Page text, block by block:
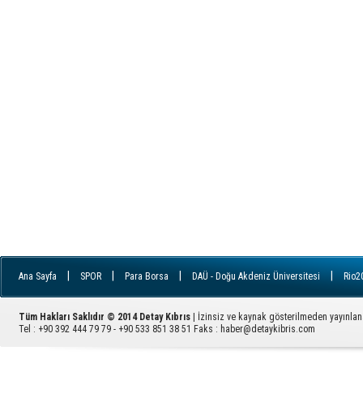
Ana Sayfa SPOR Para Borsa DAÜ - Doğu Akdeniz Üniversitesi
İletişim
YDÜ - Yakın Doğu Üniversitesi FILE Ziyaretçi Defteri
GÜ -
Avrupa
| RSS | ARUCAD EMEK KADIN İngiltere | YAŞAM |
PARA
| Sektörel Haber
Tüm Hakları Saklıdır © 2014 Detay Kıbrıs | İzinsiz ve kaynak gösterilmeden
Tel : +90 392 444 79 79 - +90 533 851 38 51 Faks : haber@detaykibris.com